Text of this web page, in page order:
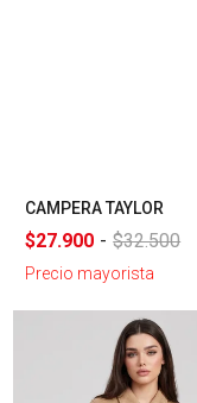
CAMPERA TAYLOR
$27.900 - $32.500
Precio mayorista